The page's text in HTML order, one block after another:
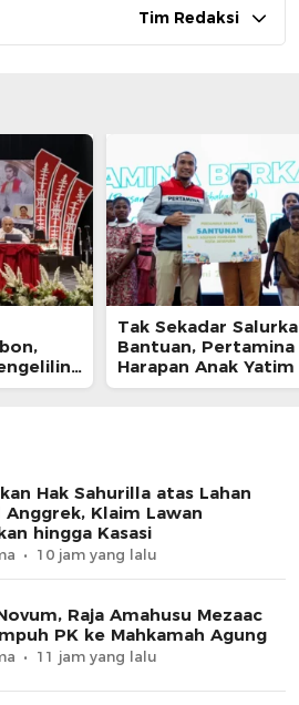
Tim Redaksi
Putra
Tak Sekadar
Bantuan, Pertamina
Harapan Anak
Program Pertamina
Hak Sahurilla atas Lahan
Anggrek, Klaim Lawan
hingga Kasasi
10 jam yang lalu
Raja Amahusu Mezaac
PK ke Mahkamah Agung
11 jam yang lalu